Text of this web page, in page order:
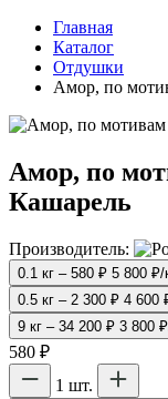
Главная
Каталог
Отдушки
Амор, по
Амор, по
Кашарель
Производитель:
0.1 кг – 580 ₽ 5 800 ₽/
0.5 кг – 2 300 ₽ 4 600
9 кг – 34 200 ₽ 3 800
580 ₽
1 шт.